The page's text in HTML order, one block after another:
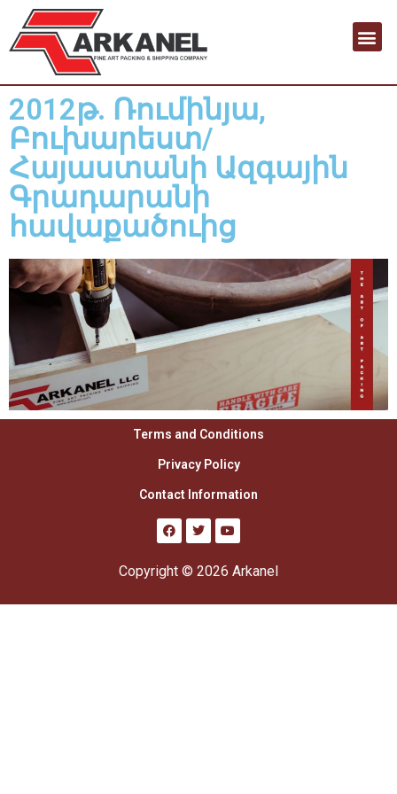
2012թ. Ռումինյա,
Բուխարեստ/
Հայաստանի Ազգային
Գրադարանի
հավաքածուից
Terms and Conditions
Privacy Policy
Contact Information
Copyright © 2026 Arkanel